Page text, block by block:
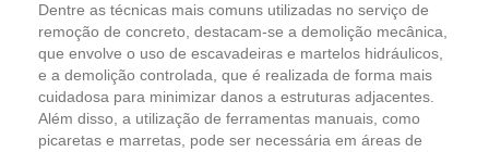
Dentre as técnicas mais comuns utilizadas no serviço de
remoção de concreto, destacam-se a demolição mecânica,
que envolve o uso de escavadeiras e martelos hidráulicos,
e a demolição controlada, que é realizada de forma mais
cuidadosa para minimizar danos a estruturas adjacentes.
Além disso, a utilização de ferramentas manuais, como
picaretas e marretas, pode ser necessária em áreas de